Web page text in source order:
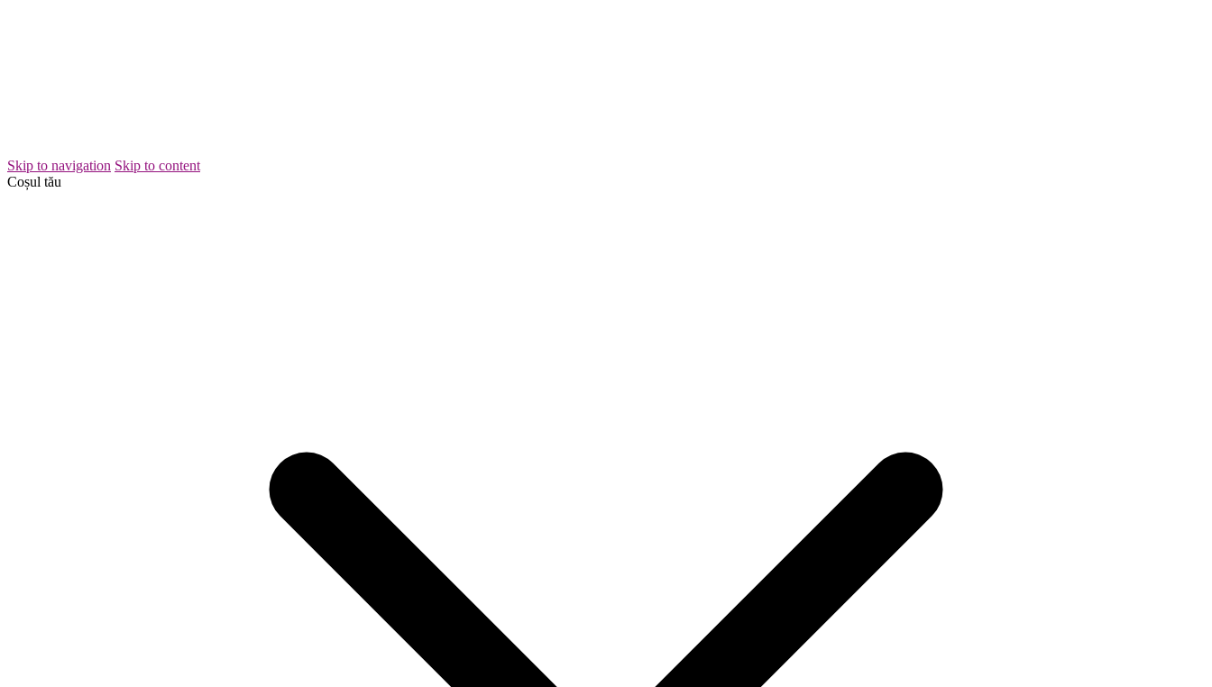
Skip to navigation Skip to content
Coșul tău